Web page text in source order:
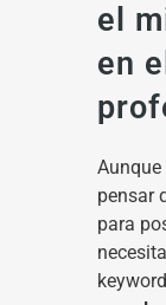
el
en
pensar
para